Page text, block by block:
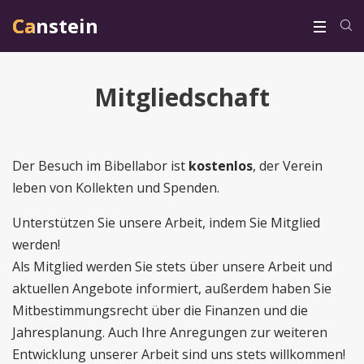
Canstein
Canstein
Mitgliedschaft
Der Besuch im Bibellabor ist kostenlos, der Verein
leben von Kollekten und Spenden.
Unterstützen Sie unsere Arbeit, indem Sie Mitglied
werden!
Als Mitglied werden Sie stets über unsere Arbeit und
aktuellen Angebote informiert, außerdem haben Sie
Mitbestimmungsrecht über die Finanzen und die
Jahresplanung. Auch Ihre Anregungen zur weiteren
Entwicklung unserer Arbeit sind uns stets willkommen!